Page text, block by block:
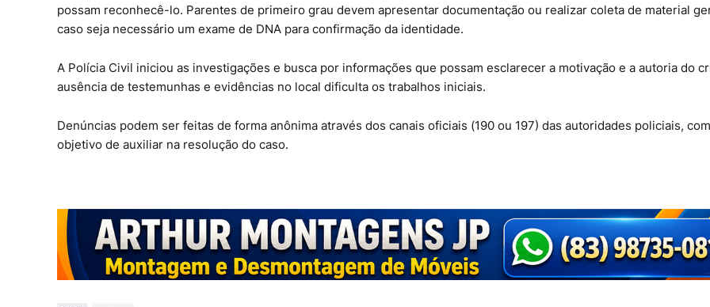
possam reconhecê-lo. Parentes de primeiro grau devem apresentar documentação ou realizar coleta de material
caso seja necessário um exame de DNA para confirmação da identidade.
A Polícia Civil iniciou as investigações e busca por informações que possam esclarecer a motivação e a autoria do
ausência de testemunhas e evidências no local dificulta os trabalhos iniciais.
Denúncias podem ser feitas de forma anônima através dos canais oficiais (190 ou 197) das autoridades policiais,
objetivo de auxiliar na resolução do caso.